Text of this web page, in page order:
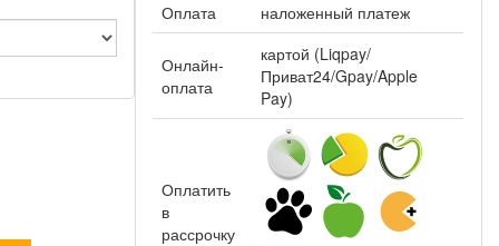
Оплата
наложенный платеж
Онлайн-
оплата
картой (Liqpay/
Приват24/Gpay/Apple
Pay)
Оплатить
в
рассрочку